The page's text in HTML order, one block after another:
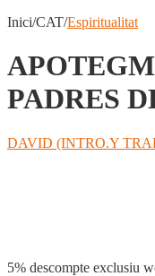
Inici/CAT/Espiritualitat
PADRES
DAVID (INTRO.Y
5% descompte exclusiu